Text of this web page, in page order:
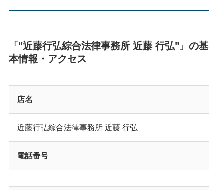
「"近藤行弘綜合法律事務所 近藤 行弘"」の基
本情報・アクセス
店名
近藤行弘綜合法律事務所 近藤 行弘
電話番号